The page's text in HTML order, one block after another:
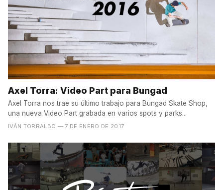
Axel Torra: Video Part para Bungad
Axel Torra nos trae su último trabajo para Bungad Skate Shop,
una nueva Video Part grabada en varios spots y parks...
IVÁN TORRALBO — 7 DE ENERO DE 2017